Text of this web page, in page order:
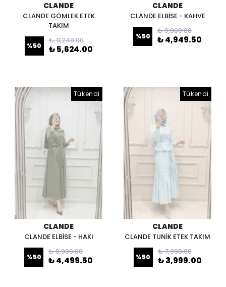
CLANDE
CLANDE GÖMLEK ETEK
TAKIM
%50
₺ 11,248.00
₺ 5,624.00
CLANDE
CLANDE ELBİSE - KAHVE
%50
₺ 9,899.00
₺ 4,949.50
Tükendi
CLANDE
CLANDE ELBİSE - HAKI
%50
₺ 8,999.00
₺ 4,499.50
Tükendi
CLANDE
CLANDE TUNİK ETEK TAKIM
%50
₺ 7,998.00
₺ 3,999.00